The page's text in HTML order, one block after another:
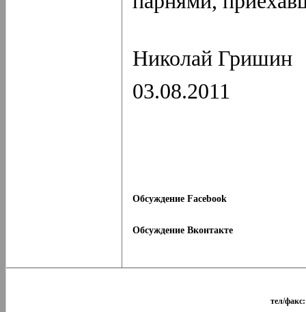
Николай Гришин
03.08.2011
Обсуждение Facebook
Обсуждение Вконтакте
тел/факс: